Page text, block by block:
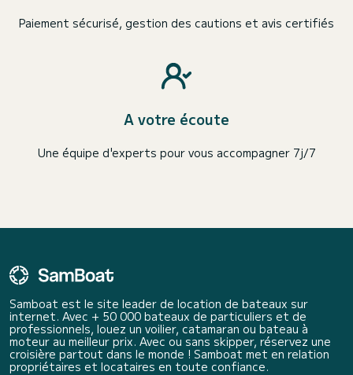
Paiement sécurisé, gestion des cautions et avis certifiés
A votre écoute
Une équipe d'experts pour vous accompagner 7j/7
Samboat est le site leader de location de bateaux sur
internet. Avec + 50 000 bateaux de particuliers et de
professionnels, louez un voilier, catamaran ou bateau à
moteur au meilleur prix. Avec ou sans skipper, réservez une
croisière partout dans le monde ! Samboat met en relation
propriétaires et locataires en toute confiance.